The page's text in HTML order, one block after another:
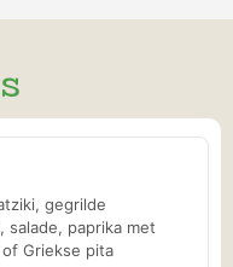
gegrilde
salade, paprika met
Griekse pita